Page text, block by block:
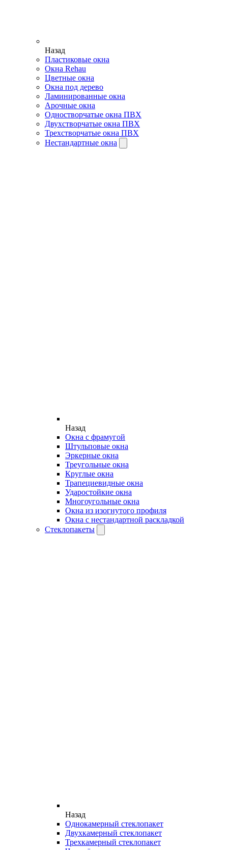
Назад
Пластиковые окна
Окна Rehau
Цветные окна
Окна под дерево
Ламинированные окна
Арочные окна
Одностворчатые окна ПВХ
Двухстворчатые окна ПВХ
Трехстворчатые окна ПВХ
Нестандартные окна
Назад
Окна с фрамугой
Штульповые окна
Эркерные окна
Треугольные окна
Круглые окна
Трапециевидные окна
Ударостойкие окна
Многоугольные окна
Окна из изогнутого профиля
Окна с нестандартной раскладкой
Стеклопакеты
Назад
Однокамерный стеклопакет
Двухкамерный стеклопакет
Трехкамерный стеклопакет